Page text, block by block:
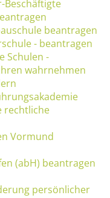
Beschäftigte
beantragen
- beantragen
Schulen -
wahrnehmen
rechtliche
Vormund
(abH) beantragen
persönlicher